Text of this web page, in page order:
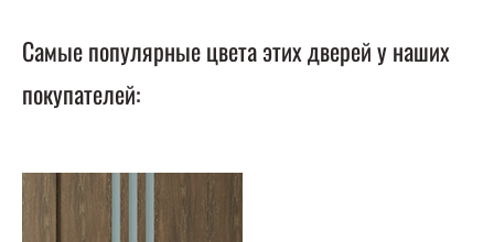
Самые популярные цвета этих дверей у наших
покупателей: